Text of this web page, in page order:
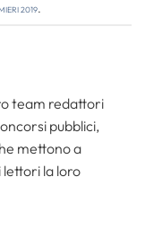
2019.
team redattori
pubblici,
mettono a
lettori la loro